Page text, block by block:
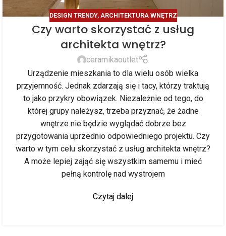
DESIGN TRENDY, ARCHITEKTURA WNĘTRZ
Czy warto skorzystać z usług
architekta wnętrz?
ceramikaoutlet
Urządzenie mieszkania to dla wielu osób wielka
przyjemność. Jednak zdarzają się i tacy, którzy traktują
to jako przykry obowiązek. Niezależnie od tego, do
której grupy należysz, trzeba przyznać, że żadne
wnętrze nie będzie wyglądać dobrze bez
przygotowania uprzednio odpowiedniego projektu. Czy
warto w tym celu skorzystać z usług architekta wnętrz?
A może lepiej zająć się wszystkim samemu i mieć
pełną kontrolę nad wystrojem
Czytaj dalej